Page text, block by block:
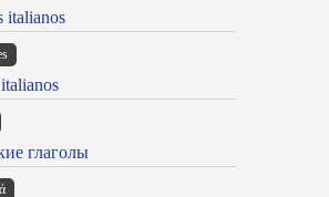
italianos
глаголы